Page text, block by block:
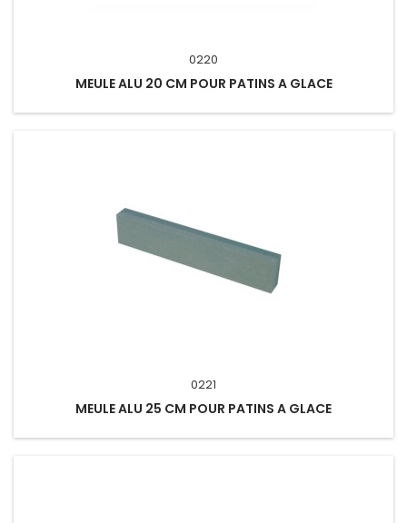
0220
MEULE ALU 20 CM POUR PATINS A GLACE
0221
MEULE ALU 25 CM POUR PATINS A GLACE